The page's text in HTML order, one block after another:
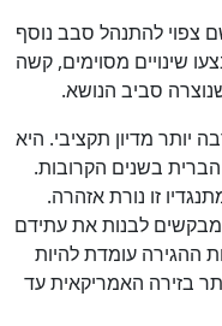
צפוי להתנהל סבב נוסף
שינויים מסוימים, קשה
סביב הנושא.
מדיון תקציבי. היא
בשנים הקרובות.
זו נורת אזהרה.
מבקשים לבנות את עתידם
ההגירה עומדת להיות
בזירה האמריקאית עד